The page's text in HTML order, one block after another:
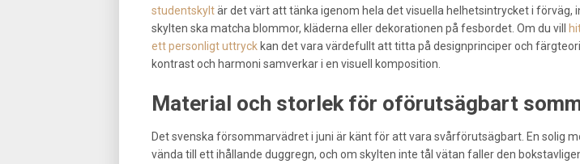
studentskyltär det värt att tänka igenom hela det visuella helhetsintrycket i förväg,
skylten ska matcha blommor, kläderna eller dekorationen på fesbordet. Om du vill
ett personligt uttryck kan det vara värdefullt att titta på designprinciper och
kontrast och harmoni samverkar i en visuell komposition.
Material och storlek för oförutsägbart
Det svenska försommarvädret i juni är känt för att vara svårförutsägbart. En solig
vända till ett ihållande duggregn, och om skylten inte tål vätan faller den